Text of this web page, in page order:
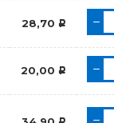
28,70 Р
20,00 Р